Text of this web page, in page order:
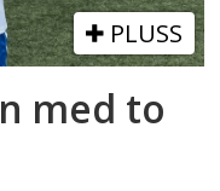
PLUSS
med to